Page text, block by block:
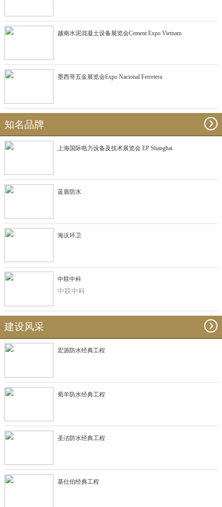
越南水泥混凝土设备展览会Cement Expo Vietnam
墨西哥五金展览会Expo Nacional Ferretera
知名品牌
上海国际电力设备及技术展览会 EP Shanghai
蓝盾防水
海沃环卫
中联中科
中联中科
建设风采
宏源防水经典工程
蜀羊防水经典工程
圣洁防水经典工程
基仕伯经典工程